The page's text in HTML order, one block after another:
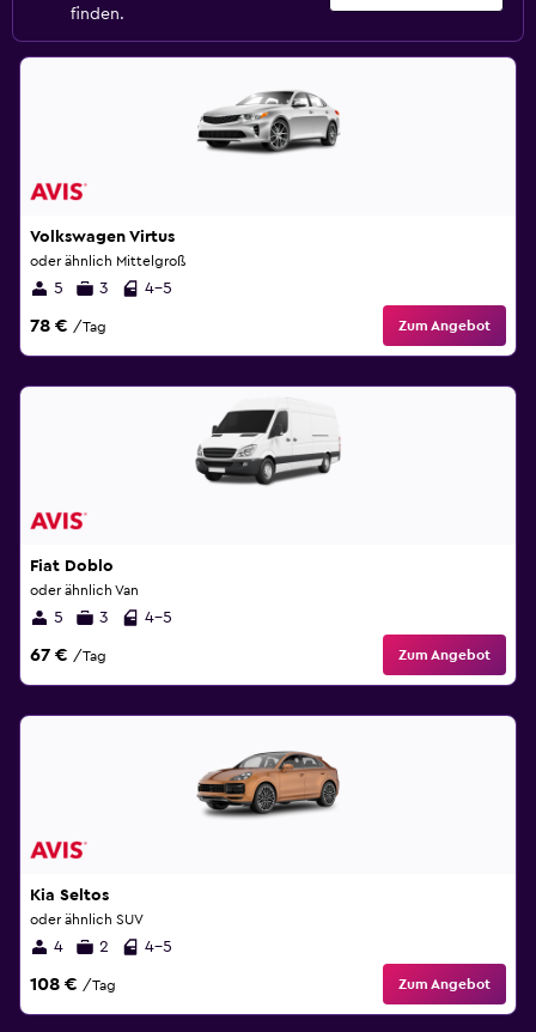
finden.
Volkswagen Virtus
oder ähnlich Mittelgroß
5 3 4-5
78 € /Tag Zum Angebot
Fiat Doblo
oder ähnlich Van
5 3 4-5
67 € /Tag Zum Angebot
Kia Seltos
oder ähnlich SUV
4 2 4-5
108 € /Tag Zum Angebot